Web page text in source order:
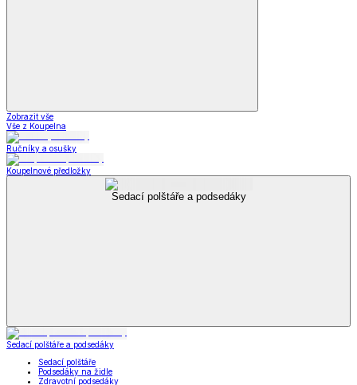
Zobrazit vše
Vše z Koupelna
Ručníky a osušky
Koupelnové předložky
Sedací polštáře a podsedáky
Sedací polštáře a podsedáky
Sedací polštáře
Podsedáky na židle
Zdravotní podsedáky